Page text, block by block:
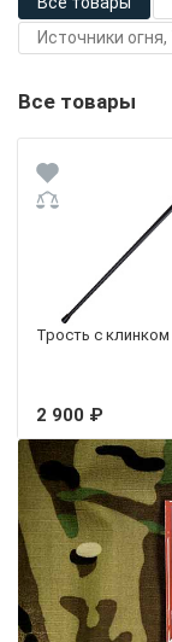
Источники
Все товары
Трость с клинком
2 900 ₽